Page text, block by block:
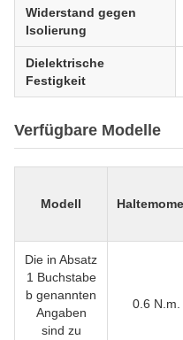
Widerstand gegen
Isolierung
Dielektrische
Festigkeit
Verfügbare Modelle
Modell
Die in Absatz
1 Buchstabe
b genannten
Angaben
sind zu
0.6 N.m.